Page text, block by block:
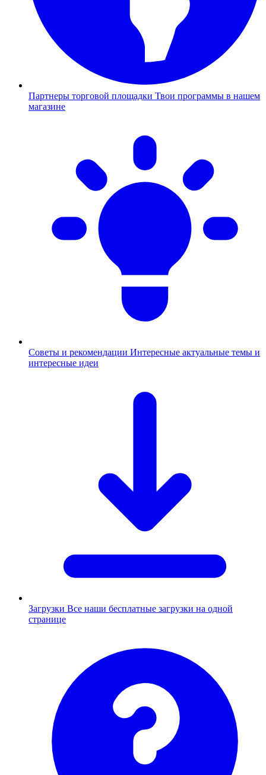
Партнеры торговой площадки Твои программы в нашем
магазине
Советы и рекомендации Интересные актуальные темы и
интересные идеи
Загрузки Все наши бесплатные загрузки на одной
странице